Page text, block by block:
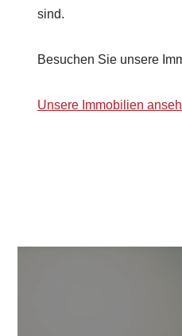
sind.
Besuchen Sie unsere
Unsere Immobilien